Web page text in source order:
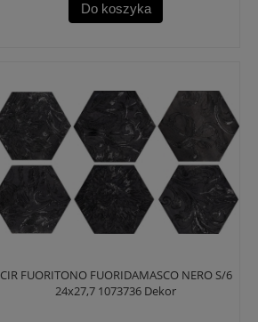
Do koszyka
CIR FUORITONO FUORIDAMASCO NERO S/6
24x27,7 1073736 Dekor